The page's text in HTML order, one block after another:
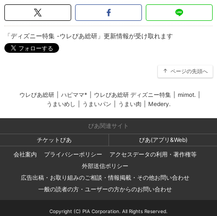
「ディズニー特集 -ウレぴあ総研」更新情報が受け取れます
ページの先頭へ
ウレぴあ総研 ハピママ* ウレぴあ総研 ディズニー特集 mimot.
うまいめし
うまいパン うまい肉 Medery.
ぴあ関連サイト
チケットぴあ
ぴあ(アプリ&Web)
会社案内
プライバシーポリシー
アクセスデータの利用・著作権等
外部送信ポリシー
広告出稿・お取り組みのご相談・情報掲載・その他お問い合わせ
一般の読者の方・ユーザーの方からのお問い合わせ
Copyright (C) PIA Corporation. All Rights Reserved.